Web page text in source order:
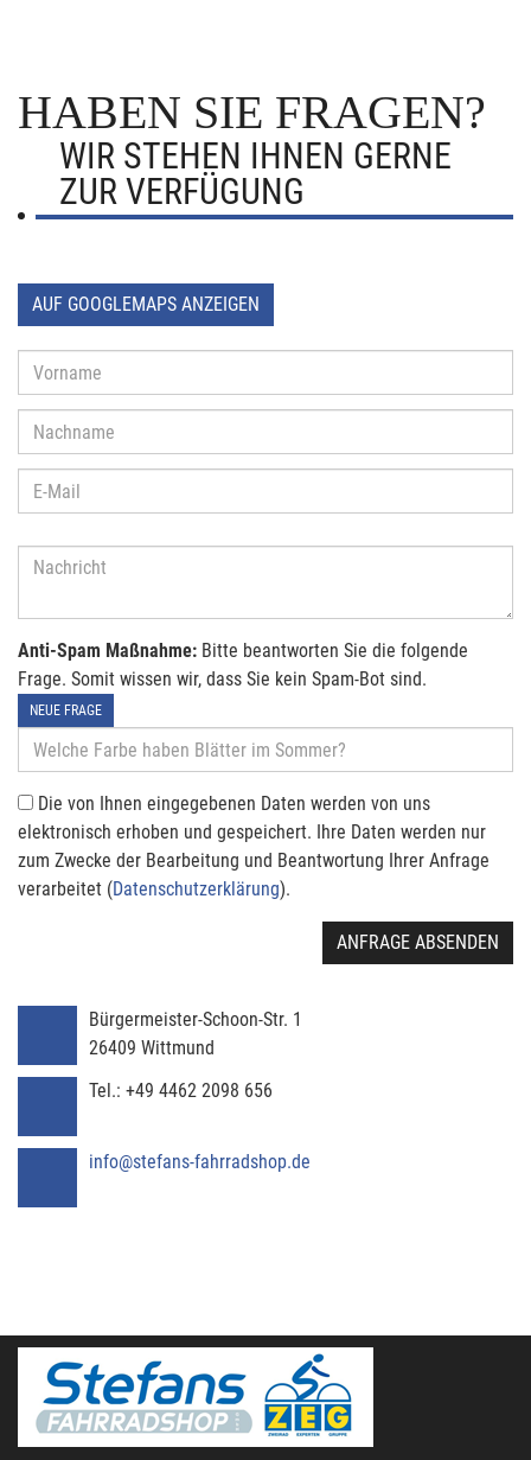
HABEN SIE FRAGEN?
WIR STEHEN IHNEN GERNE
ZUR VERFÜGUNG
AUF GOOGLEMAPS ANZEIGEN
Anti-Spam Maßnahme: Bitte beantworten Sie die folgende
Frage. Somit wissen wir, dass Sie kein Spam-Bot sind.
NEUE FRAGE
Die von Ihnen eingegebenen Daten werden von uns
elektronisch erhoben und gespeichert. Ihre Daten werden nur
zum Zwecke der Bearbeitung und Beantwortung Ihrer Anfrage
verarbeitet (Datenschutzerklärung).
ANFRAGE ABSENDEN
Bürgermeister-Schoon-Str. 1
26409 Wittmund
Tel.: +49 4462 2098 656
info@stefans-fahrradshop.de